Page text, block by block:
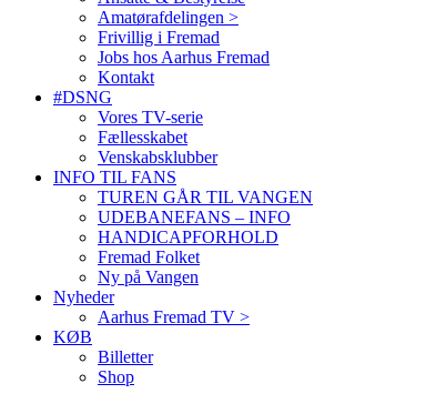
Amatørafdelingen >
Frivillig i Fremad
Jobs hos Aarhus Fremad
Kontakt
#DSNG
Vores TV-serie
Fællesskabet
Venskabsklubber
INFO TIL FANS
TUREN GÅR TIL VANGEN
UDEBANEFANS – INFO
HANDICAPFORHOLD
Fremad Folket
Ny på Vangen
Nyheder
Aarhus Fremad TV >
KØB
Billetter
Shop